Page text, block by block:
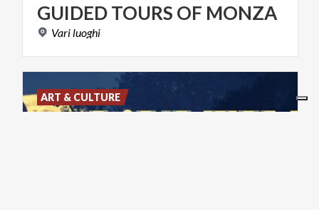
GUIDEDTOURS OF MONZA
Vari luoghi
ART & CULTURE